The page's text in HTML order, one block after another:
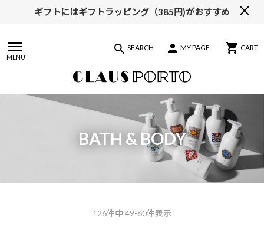
ギフトにはギフトラッピング（385円)がおすすめ
MENU
SEARCH MY PAGE CART
BATH & BODY
126件中 49-60件表示